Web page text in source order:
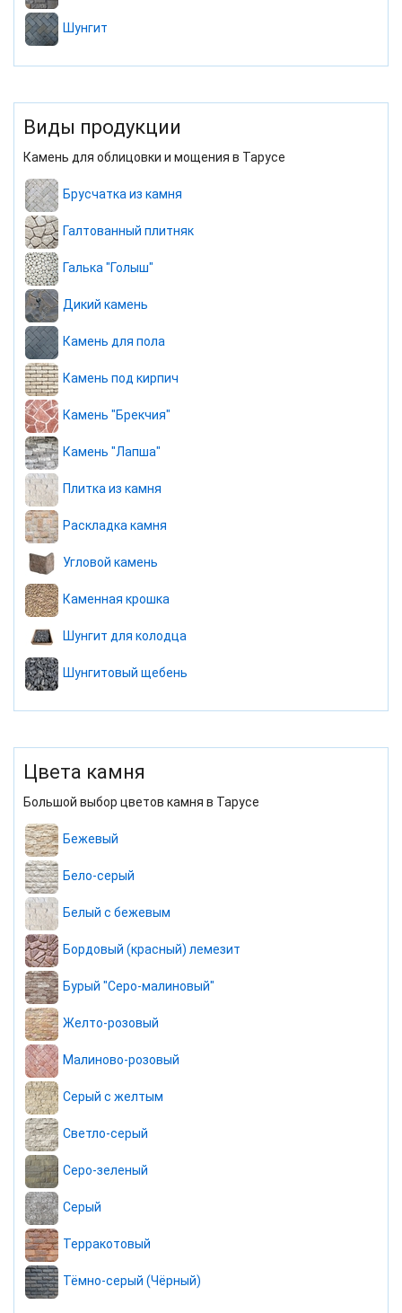
Шунгит
Виды продукции
Камень для облицовки и мощения в Тарусе
Брусчатка из камня
Галтованный плитняк
Галька "Голыш"
Дикий камень
Камень для пола
Камень под кирпич
Камень "Брекчия"
Камень "Лапша"
Плитка из камня
Раскладка камня
Угловой камень
Каменная крошка
Шунгит для колодца
Шунгитовый щебень
Цвета камня
Большой выбор цветов камня в Тарусе
Бежевый
Бело-серый
Белый с бежевым
Бордовый (красный) лемезит
Бурый "Серо-малиновый"
Желто-розовый
Малиново-розовый
Серый с желтым
Светло-серый
Серо-зеленый
Серый
Терракотовый
Тёмно-серый (Чёрный)